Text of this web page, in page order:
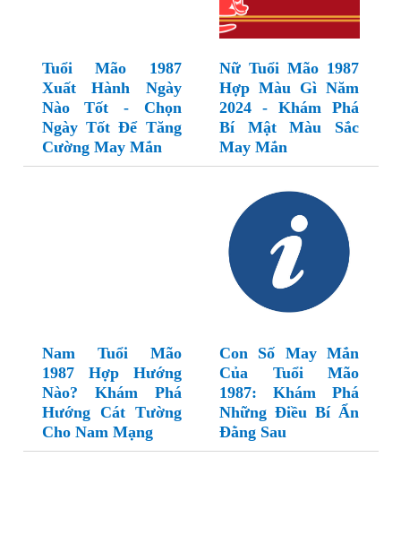
Tuổi Mão 1987
Xuất Hành Ngày
Nào Tốt - Chọn
Ngày Tốt Để Tăng
Cường May Mắn
Nữ Tuổi Mão 1987
Hợp Màu Gì Năm
2024 - Khám Phá
Bí Mật Màu Sắc
May Mắn
Nam Tuổi Mão
1987 Hợp Hướng
Nào? Khám Phá
Hướng Cát Tường
Cho Nam Mạng
Con Số May Mắn
Của Tuổi Mão
1987: Khám Phá
Những Điều Bí Ẩn
Đằng Sau